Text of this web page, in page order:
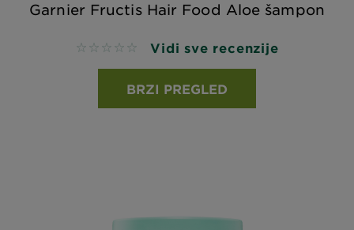
Garnier Fructis Hair Food Aloe šampon
No reviews Vidi sve recenzije
BRZI PREGLED